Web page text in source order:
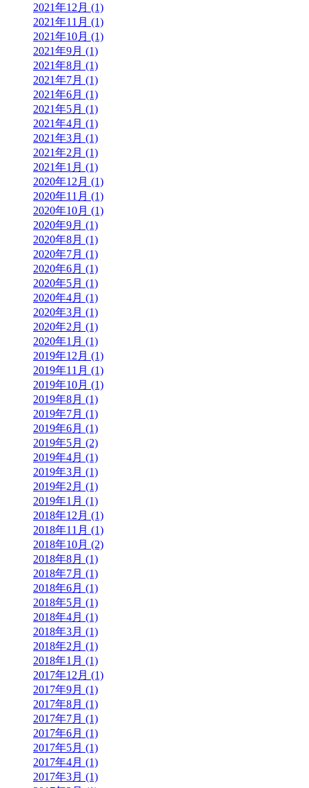
2021年12月 (1)
2021年11月 (1)
2021年10月 (1)
2021年9月 (1)
2021年8月 (1)
2021年7月 (1)
2021年6月 (1)
2021年5月 (1)
2021年4月 (1)
2021年3月 (1)
2021年2月 (1)
2021年1月 (1)
2020年12月 (1)
2020年11月 (1)
2020年10月 (1)
2020年9月 (1)
2020年8月 (1)
2020年7月 (1)
2020年6月 (1)
2020年5月 (1)
2020年4月 (1)
2020年3月 (1)
2020年2月 (1)
2020年1月 (1)
2019年12月 (1)
2019年11月 (1)
2019年10月 (1)
2019年8月 (1)
2019年7月 (1)
2019年6月 (1)
2019年5月 (2)
2019年4月 (1)
2019年3月 (1)
2019年2月 (1)
2019年1月 (1)
2018年12月 (1)
2018年11月 (1)
2018年10月 (2)
2018年8月 (1)
2018年7月 (1)
2018年6月 (1)
2018年5月 (1)
2018年4月 (1)
2018年3月 (1)
2018年2月 (1)
2018年1月 (1)
2017年12月 (1)
2017年9月 (1)
2017年8月 (1)
2017年7月 (1)
2017年6月 (1)
2017年5月 (1)
2017年4月 (1)
2017年3月 (1)